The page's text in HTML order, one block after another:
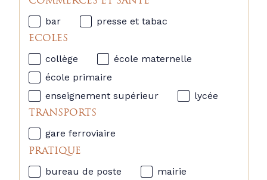
bar presse et tabac
ECOLES
collège
école maternelle
école primaire
enseignement supérieur
lycée
TRANSPORTS
gare ferroviaire
PRATIQUE
bureau de poste mairie